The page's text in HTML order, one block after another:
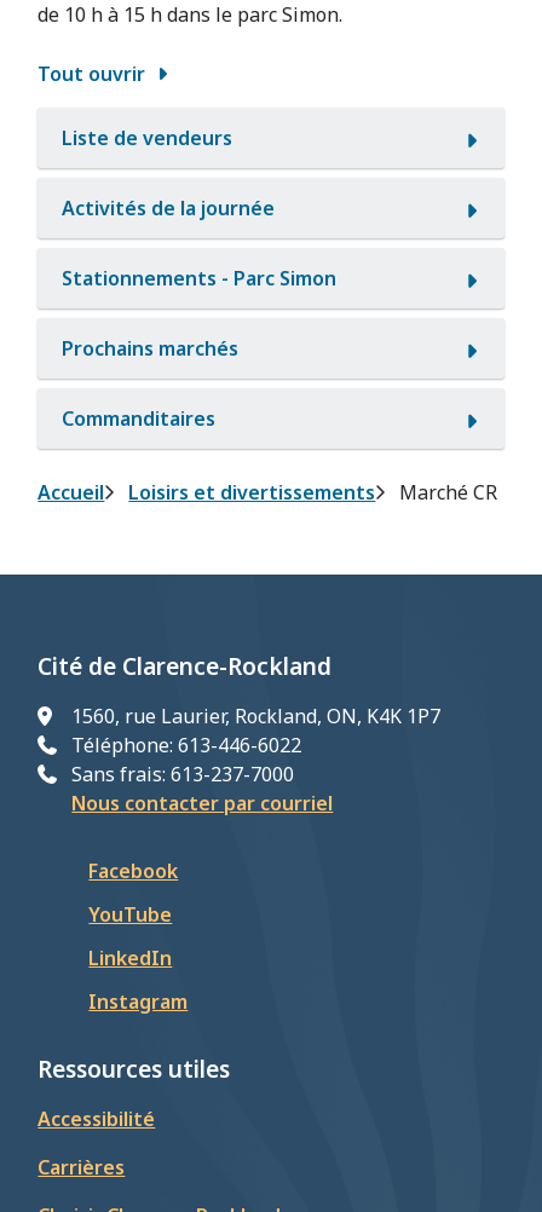
de 10 h à 15 h dans le parc Simon.
Tout ouvrir
Liste de vendeurs
Activités de la journée
Stationnements - Parc Simon
Prochains marchés
Commanditaires
Fil
Accueil Loisirs et divertissements Marché CR
Cité de Clarence-Rockland
1560, rue Laurier, Rockland, ON, K4K 1P7
Téléphone: 613-446-6022
Sans frais: 613-237-7000
Nous contacter par courriel
Facebook
YouTube
LinkedIn
Instagram
Ressources utiles
Accessibilité
Carrières